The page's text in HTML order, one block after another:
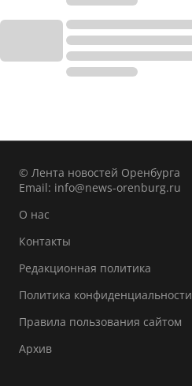
© Лента новостей Оренбурга
Email: info@news-orenburg.ru
О нас
Контакты
Редакционная политика
Политика конфиденциальности
Правила пользования сайтом
Архив